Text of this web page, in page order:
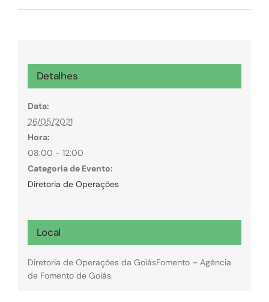
Detalhes
Data:
26/05/2021
Hora:
08:00 - 12:00
Categoria de Evento:
Diretoria de Operações
Local
Diretoria de Operações da GoiásFomento – Agência
de Fomento de Goiás.